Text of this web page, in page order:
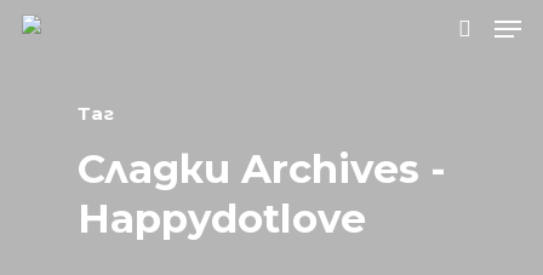
да затворите.
Таг
Сладки Archives -
Happydotlove